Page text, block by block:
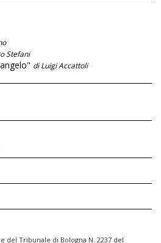
Stefani
di Luigi Accattoli
del Tribunale di Bologna N. 2237 del